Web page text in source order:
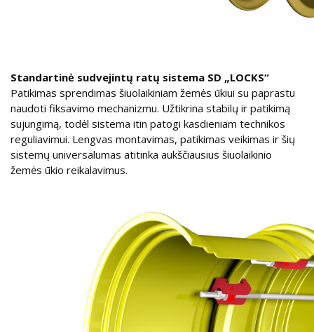
Standartinė sudvejintų ratų sistema SD „LOCKS“
Patikimas sprendimas šiuolaikiniam žemės ūkiui su paprastu
naudoti fiksavimo mechanizmu. Užtikrina stabilų ir patikimą
sujungimą, todėl sistema itin patogi kasdieniam technikos
reguliavimui. Lengvas montavimas, patikimas veikimas ir šių
sistemų universalumas atitinka aukščiausius šiuolaikinio
žemės ūkio reikalavimus.